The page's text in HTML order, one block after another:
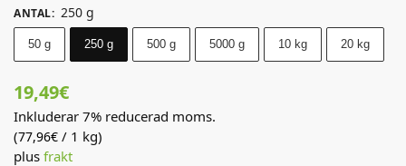
ANTAL: 250 g
50 g 250 g 500 g 5000 g 10 kg 20 kg
19,49€
Inkluderar 7% reducerad moms.
(77,96€ / 1 kg)
plus frakt